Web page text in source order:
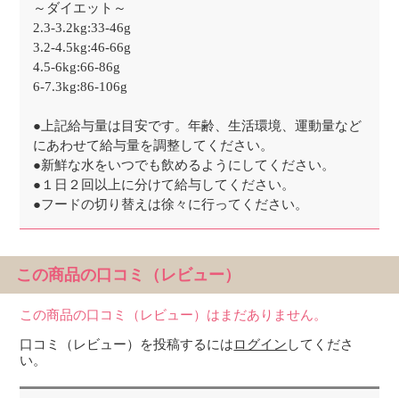
～ダイエット～
2.3-3.2kg:33-46g
3.2-4.5kg:46-66g
4.5-6kg:66-86g
6-7.3kg:86-106g
●上記給与量は目安です。年齢、生活環境、運動量など
にあわせて給与量を調整してください。
●新鮮な水をいつでも飲めるようにしてください。
●１日２回以上に分けて給与してください。
●フードの切り替えは徐々に行ってください。
この商品の口コミ（レビュー）
この商品の口コミ（レビュー）はまだありません。
口コミ（レビュー）を投稿するにはログイン してくださ
い。